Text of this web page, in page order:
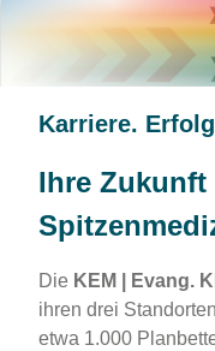
Karriere.
Ihre Zukunft
Die KEM | Evang.
ihren drei
etwa 1.000